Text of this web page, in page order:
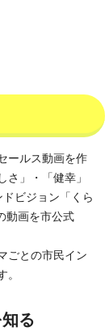
ールス動画を作
さ」・「健幸」
ビジョン「くら
動画を市公式
ごとの市民イン
。
る